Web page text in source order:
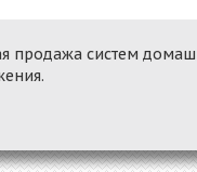
продажа систем